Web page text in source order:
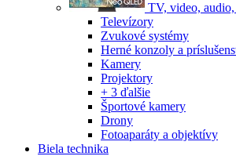
TV, video,
Televízory
Zvukové systémy
Herné konzoly a
Kamery
Projektory
+ 3 ďalšie
Športové kamery
Drony
Fotoaparáty a objektívy
Biela technika